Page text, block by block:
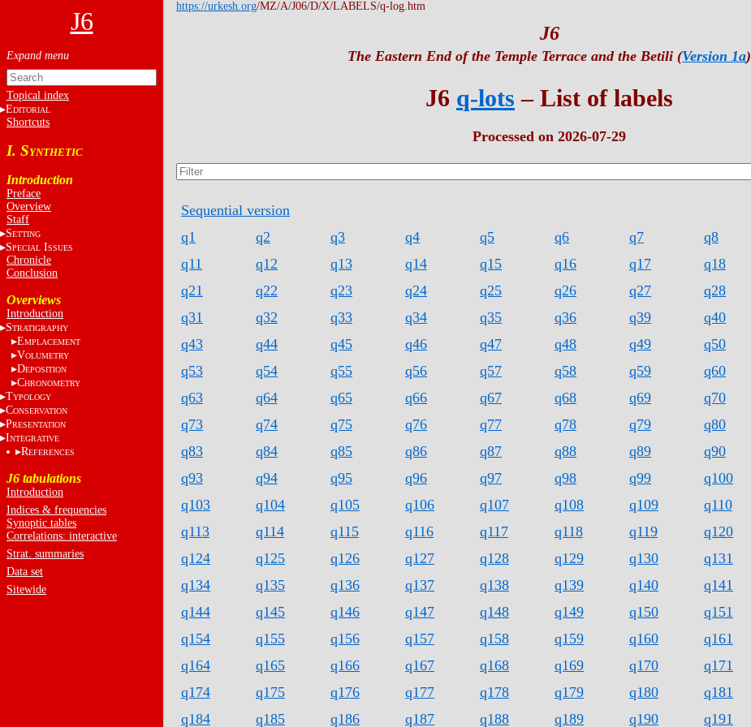
J6
Topical index
EDITORIAL
Shortcuts
I. SYNTHETIC
Introduction
Preface
Overview
Staff
SETTING
SPECIALISSUES
Chronicle
Conclusion
Overviews
Introduction
STRATIGRAPHY
EMPLACEMENT
VOLUMETRY
DEPOSITION
CHRONOMETRY
TYPOLOGY
CONSERVATION
PRESENTATION
INTEGRATIVE
REFERENCES
J6 tabulations
Introduction
Indices & frequencies
Synoptic tables
Correlations: interactive
Strat. summaries
Data set
Sitewide
https://urkesh.org/MZ/A/J06/D/X/LABELS/q-log.htm
J6
The Eastern End of the Temple Terrace and the Betili (Version 1a)
J6 q-lots – List of labels
Processed on 2026-07-29
Sequential version
q1
q2 q3 q4 q5 q6 q7 q8
q11
q12 q13 q14 q15 q16 q17 q18
q21
q22 q23 q24 q25 q26 q27 q28
q31
q32 q33 q34 q35 q36 q39 q40
q43
q44 q45 q46 q47 q48 q49 q50
q53
q54 q55 q56 q57 q58 q59 q60
q63
q64 q65 q66 q67 q68 q69 q70
q73
q74 q75 q76 q77 q78 q79 q80
q83
q84 q85 q86 q87 q88 q89 q90
q93
q94 q95 q96 q97 q98 q99 q100
q103
q104 q105 q106 q107 q108 q109 q110
q113
q114 q115 q116 q117 q118 q119 q120
q124
q125 q126 q127 q128 q129 q130 q131
q134
q135 q136 q137 q138 q139 q140 q141
q144
q145 q146 q147 q148 q149 q150 q151
q154
q155 q156 q157 q158 q159 q160 q161
q164
q165 q166 q167 q168 q169 q170 q171
q174
q175 q176 q177 q178 q179 q180 q181
q184
q185 q186 q187 q188 q189 q190 q191